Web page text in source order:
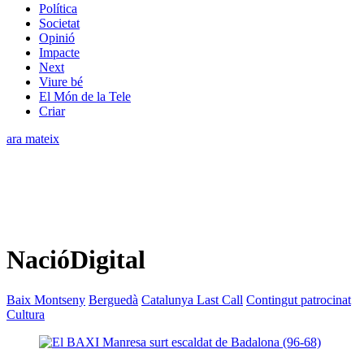
Política
Societat
Opinió
Impacte
Next
Viure bé
El Món de la Tele
Criar
ara mateix
NacióDigital
Baix Montseny Berguedà Catalunya Last Call Contingut patrocinat
Cultura